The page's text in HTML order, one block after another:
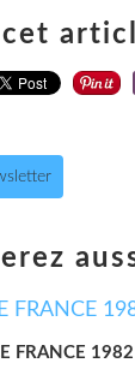
cet
FRANCE